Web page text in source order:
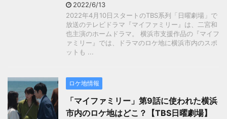
2022/6/13
2022年4月10日スタートのTBS系列「日曜劇場」で
放送のテレビドラマ『マイファミリー』は、二宮和
也主演のホームドラマ。 横浜市支援作品の『マイフ
ァミリー』では、ドラマのロケ地に横浜市内のスポ
ットも ...
ロケ地情報
「マイファミリー」第9話に使われた横浜
市内のロケ地はどこ？【TBS日曜劇場】